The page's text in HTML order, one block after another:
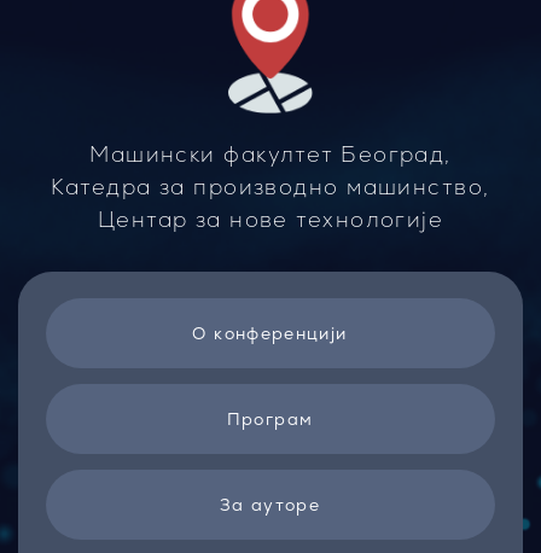
Машински факултет Београд,
Катедра за производно машинство,
Центар за нове технологије
О конференцији
Програм
За ауторе